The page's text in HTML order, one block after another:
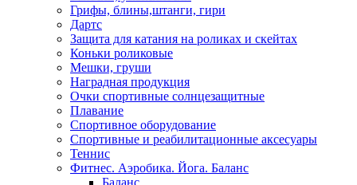
Грифы, блины,штанги, гири
Дартс
Защита для катания на роликах и скейтах
Коньки роликовые
Мешки, груши
Наградная продукция
Очки спортивные солнцезащитные
Плавание
Спортивное оборудование
Спортивные и реабилитационные аксесуары
Теннис
Фитнес. Аэробика. Йога. Баланс
Баланс